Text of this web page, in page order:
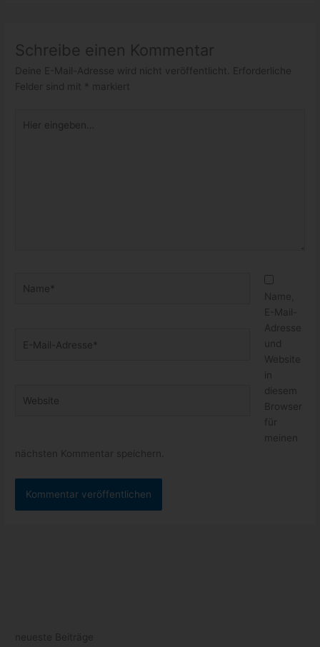
Schreibe einen Kommentar
Deine E-Mail-Adresse wird nicht veröffentlicht.
Erforderliche
Felder sind mit * markiert
eingeben…
Mail-
Name,
E-Mail-
Adresse
und
Website
in
diesem
Browser
für
meinen
nächsten Kommentar speichern.